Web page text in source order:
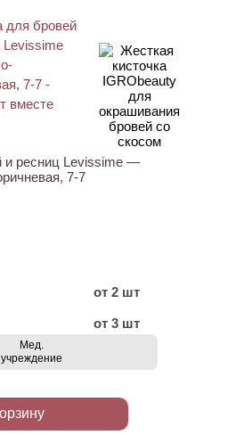
и ресниц Levissime —
7-7
от 2 шт
от 3 шт
Мед.
учреждение